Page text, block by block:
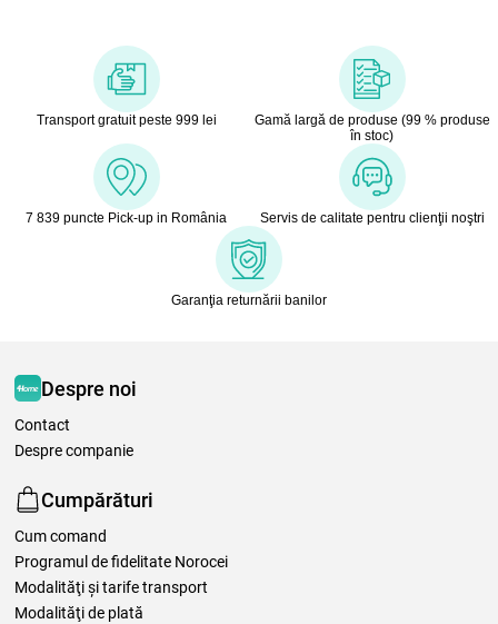
Transport gratuit peste 999 lei
Gamă largă de produse (99 % produse
în stoc)
7 839 puncte Pick-up in România Servis de calitate pentru clienţii noştri
Garanţia returnării banilor
Despre noi
Contact
Despre companie
Cumpărături
Cum comand
Programul de fidelitate Norocei
Modalităţi şi tarife transport
Modalităţi de plată